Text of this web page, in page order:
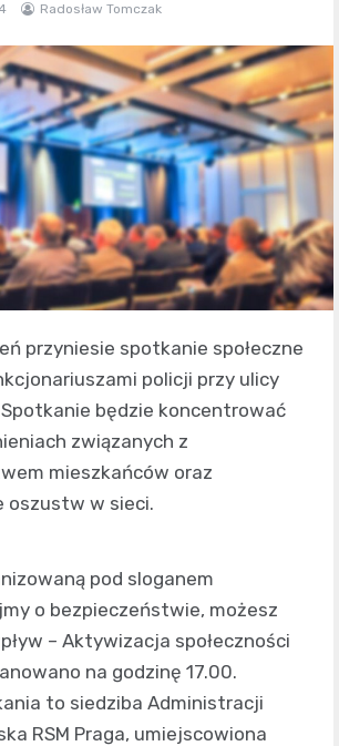
Radosław Tomczak
przyniesie spotkanie społeczne
policji przy ulicy
będzie koncentrować
związanych z
mieszkańców oraz
oszustw w sieci.
pod sloganem
o bezpieczeństwie, możesz
– Aktywizacja społeczności
na godzinę 17.00.
to siedziba Administracji
RSM Praga, umiejscowiona